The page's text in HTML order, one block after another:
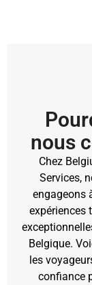
nous
Chez
Services,
engageons
expériences
Belgique.
les
confiance